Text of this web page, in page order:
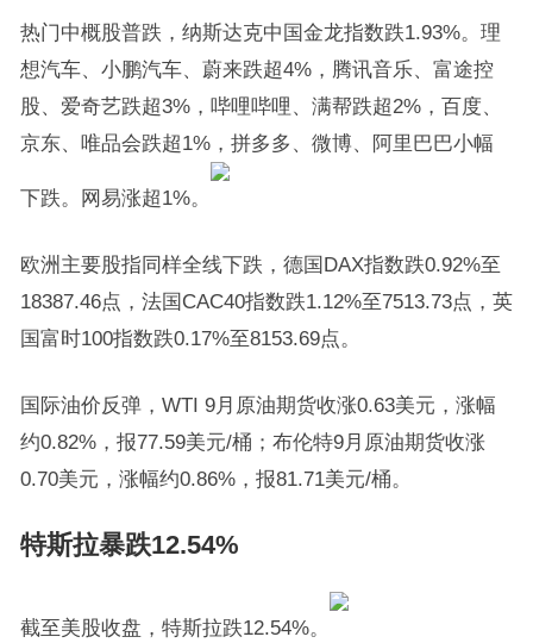
热门中概股普跌，纳斯达克中国金龙指数跌1.93%。理
想汽车、小鹏汽车、蔚来跌超4%，腾讯音乐、富途控
股、爱奇艺跌超3%，哔哩哔哩、满帮跌超2%，百度、
京东、唯品会跌超1%，拼多多、微博、阿里巴巴小幅
下跌。网易涨超1%。
欧洲主要股指同样全线下跌，德国DAX指数跌0.92%至
18387.46点，法国CAC40指数跌1.12%至7513.73点，英
国富时100指数跌0.17%至8153.69点。
国际油价反弹，WTI 9月原油期货收涨0.63美元，涨幅
约0.82%，报77.59美元/桶；布伦特9月原油期货收涨
0.70美元，涨幅约0.86%，报81.71美元/桶。
特斯拉暴跌12.54%
截至美股收盘，特斯拉跌12.54%。